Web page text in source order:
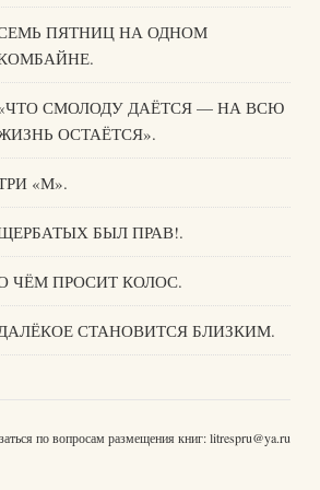
ПЯТНИЦ НА ОДНОМ
СМОЛОДУ ДАЁТСЯ — НА ВСЮ
ОСТАЁТСЯ».
«М».
БЫЛ ПРАВ!.
ЧЁМ ПРОСИТ КОЛОС.
СТАНОВИТСЯ БЛИЗКИМ.
по вопросам размещения книг:litrespru@ya.ru